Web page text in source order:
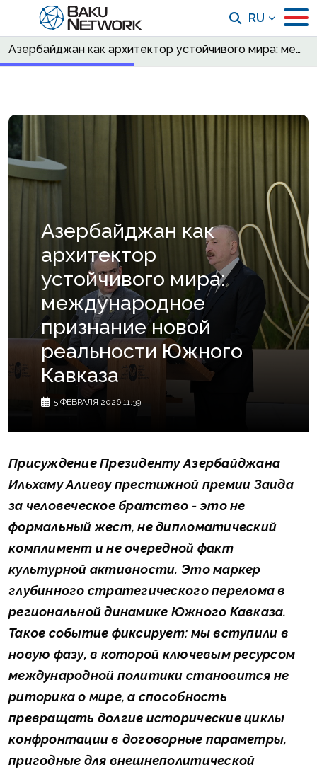
RU
Азербайджан как архитектор устойчивого мира: международное признание новой реальности Южного Кавказа
Азербайджан как
архитектор
устойчивого мира:
международное
признание новой
реальности Южного
Кавказа
5 ФЕВРАЛЯ 2026 11:39
Присуждение Президенту Азербайджана
Ильхаму Алиеву престижной премии Заида
за человеческое братство - это не
формальный жест, не дипломатический
комплимент и не очередной факт
культурной активности. Это маркер
глубинного стратегического перелома в
региональной динамике Южного Кавказа.
Такое событие фиксирует: мы вступили в
новую фазу, в которой ключевым ресурсом
международной политики становится не
риторика о мире, а способность
превращать долгие исторические циклы
конфронтации в договорные параметры,
пригодные для внешнеполитической